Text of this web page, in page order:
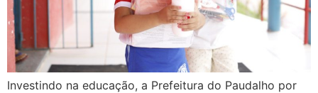
Investindo na educação, a Prefeitura do Paudalho por